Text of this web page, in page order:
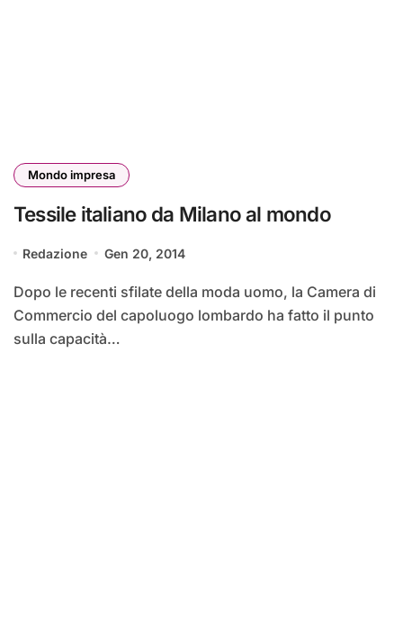
Mondo impresa
Tessile italiano da Milano al mondo
Redazione Gen 20, 2014
Dopo le recenti sfilate della moda uomo, la Camera di
Commercio del capoluogo lombardo ha fatto il punto
sulla capacità…